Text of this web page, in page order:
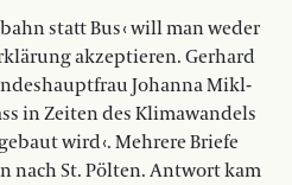
statt Bus ‹ will man weder
akzeptieren. Gerhard
Johanna Mikl-
in Zeiten des Klimawandels
wird ‹. Mehrere Briefe
nach St. Pölten. Antwort kam